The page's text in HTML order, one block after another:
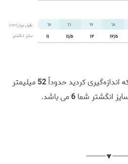
اندازه‌گیری کردید حدوداً52میلیمتر
انگشتر شما6می باشد.
----------